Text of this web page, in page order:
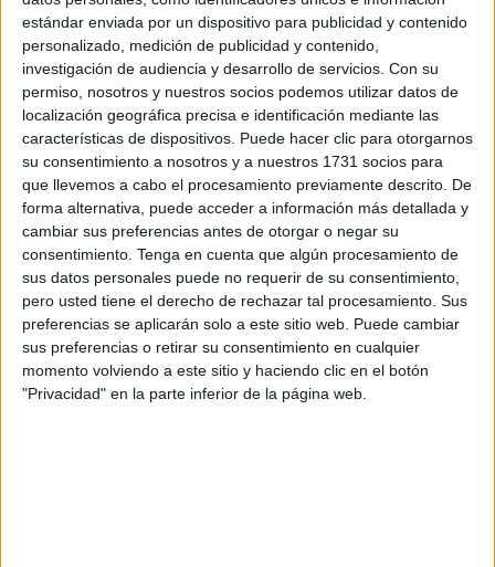
estándar enviada por un dispositivo para publicidad y contenido
personalizado, medición de publicidad y contenido,
investigación de audiencia y desarrollo de servicios. Con su
permiso, nosotros y nuestros socios podemos utilizar datos de
localización geográfica precisa e identificación mediante las
características de dispositivos. Puede hacer clic para otorgarnos
su consentimiento a nosotros y a nuestros 1731 socios para
que llevemos a cabo el procesamiento previamente descrito. De
forma alternativa, puede acceder a información más detallada y
cambiar sus preferencias antes de otorgar o negar su
consentimiento. Tenga en cuenta que algún procesamiento de
sus datos personales puede no requerir de su consentimiento,
pero usted tiene el derecho de rechazar tal procesamiento. Sus
preferencias se aplicarán solo a este sitio web. Puede cambiar
sus preferencias o retirar su consentimiento en cualquier
momento volviendo a este sitio y haciendo clic en el botón
"Privacidad" en la parte inferior de la página web.
Abel Vallejo renueva con el CD Puerto
JOSÉ L. ECHARRI 28/07/2026
Deportivo UA Ceutí: Abel De Los Santos
renueva un año más
POR JOSÉ L. ECHARRI 27/07/2026 1
Jhennif Karonlay, nuevo fichaje del Ceuta
femenino
POR JUAN ZALDÍVAR 24/07/2026 0
Dani, nuevo fichaje del CD Puerto
POR JUAN ZALDÍVAR 24/07/2026 0
Yulaibi renueva una temporada más con el CD
Puerto Atlético